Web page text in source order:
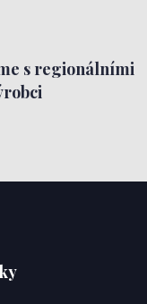
s regionálními